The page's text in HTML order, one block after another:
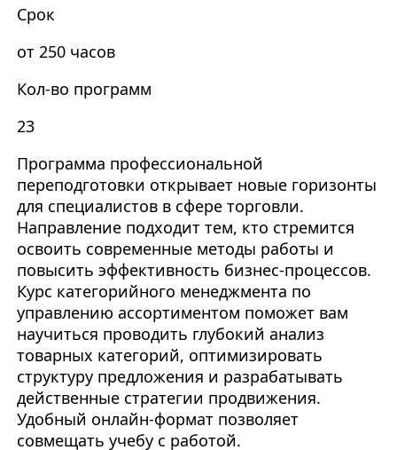
Срок
от 250 часов
Кол-во программ
23
Программа профессиональной
переподготовки открывает новые горизонты
для специалистов в сфере торговли.
Направление подходит тем, кто стремится
освоить современные методы работы и
повысить эффективность бизнес-процессов.
Курс категорийного менеджмента по
управлению ассортиментом поможет вам
научиться проводить глубокий анализ
товарных категорий, оптимизировать
структуру предложения и разрабатывать
действенные стратегии продвижения.
Удобный онлайн-формат позволяет
совмещать учебу с работой.